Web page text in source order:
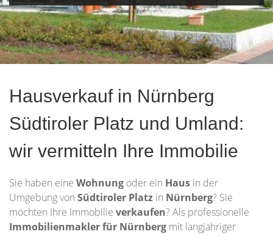
Hausverkauf in Nürnberg
Südtiroler Platz und Umland:
wir vermitteln Ihre Immobilie
Sie haben eine Wohnung oder ein Haus in der
Umgebung von Südtiroler Platz in Nürnberg? Sie
möchten Ihre Immobilie verkaufen? Als professionelle
Immobilienmakler für Nürnberg mit langjähriger